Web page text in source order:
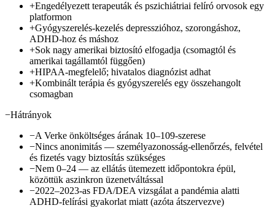
+Engedélyezett terapeuták és pszichiátriai felíró orvosok egy
platformon
+Gyógyszerelés-kezelés depresszióhoz, szorongáshoz,
ADHD-hoz és máshoz
+Sok nagy amerikai biztosító elfogadja (csomagtól és
amerikai tagállamtól függően)
+HIPAA-megfelelő; hivatalos diagnózist adhat
+Kombinált terápia és gyógyszerelés egy összehangolt
csomagban
−Hátrányok
−A Verke önköltséges árának 10–109-szerese
−Nincs anonimitás — személyazonosság-ellenőrzés, felvétel
és fizetés vagy biztosítás szükséges
−Nem 0–24 — az ellátás ütemezett időpontokra épül,
közöttük aszinkron üzenetváltással
−2022–2023-as FDA/DEA vizsgálat a pandémia alatti
ADHD-felírási gyakorlat miatt (azóta átszervezve)